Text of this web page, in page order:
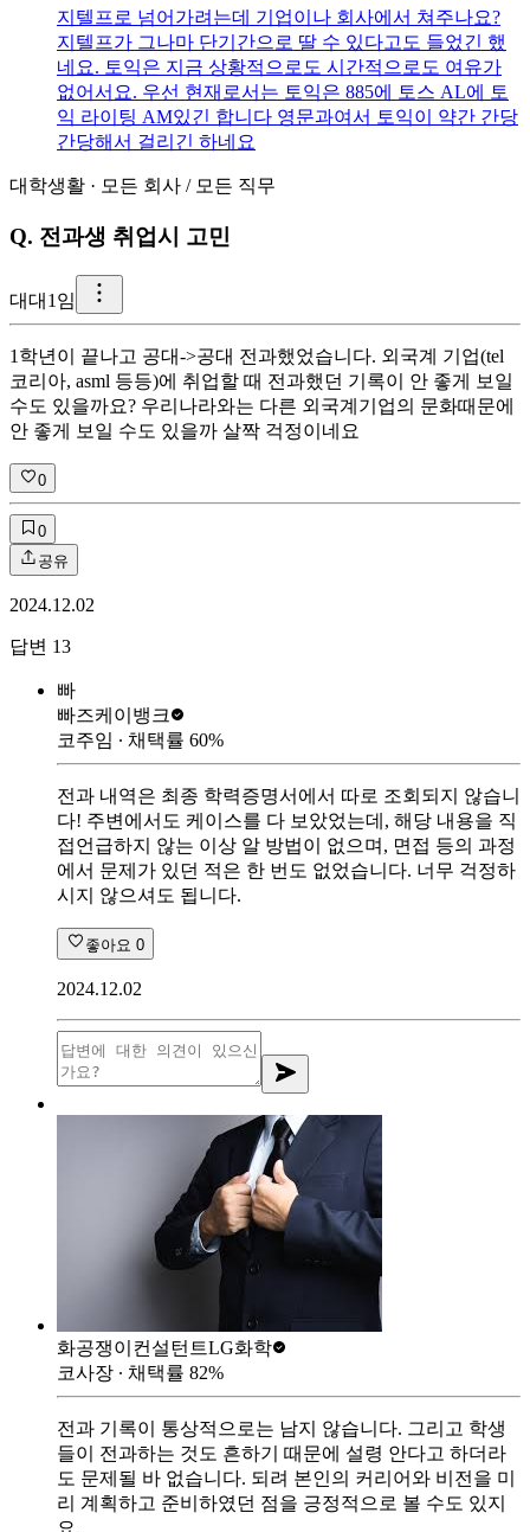
지텔프로 넘어가려는데 기업이나 회사에서 쳐주나요?
지텔프가 그나마 단기간으로 딸 수 있다고도 들었긴 했
네요. 토익은 지금 상황적으로도 시간적으로도 여유가
없어서요. 우선 현재로서는 토익은 885에 토스 AL에 토
익 라이팅 AM있긴 합니다 영문과여서 토익이 약간 간당
간당해서 걸리긴 하네요
대학생활 · 모든 회사 / 모든 직무
Q. 전과생 취업시 고민
대대1임
1학년이 끝나고 공대->공대 전과했었습니다. 외국계 기업(tel
코리아, asml 등등)에 취업할 때 전과했던 기록이 안 좋게 보일
수도 있을까요? 우리나라와는 다른 외국계기업의 문화때문에
안 좋게 보일 수도 있을까 살짝 걱정이네요
0
0
공유
2024.12.02
답변 13
빠
빠즈케이뱅크
코주임 ∙ 채택률 60%
전과 내역은 최종 학력증명서에서 따로 조회되지 않습니
다! 주변에서도 케이스를 다 보았었는데, 해당 내용을 직
접언급하지 않는 이상 알 방법이 없으며, 면접 등의 과정
에서 문제가 있던 적은 한 번도 없었습니다. 너무 걱정하
시지 않으셔도 됩니다.
좋아요 0
2024.12.02
화공쟁이컨설턴트LG화학
코사장 ∙ 채택률 82%
전과 기록이 통상적으로는 남지 않습니다. 그리고 학생
들이 전과하는 것도 흔하기 때문에 설령 안다고 하더라
도 문제될 바 없습니다. 되려 본인의 커리어와 비전을 미
리 계획하고 준비하였던 점을 긍정적으로 볼 수도 있지
요.